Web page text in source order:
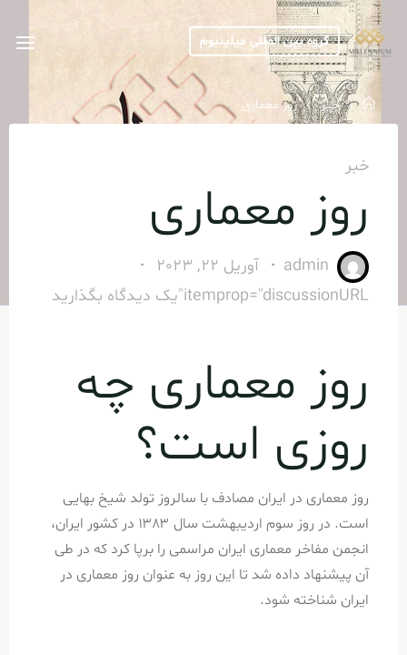
Skip
content
گروه بین المللی میلینیوم
خانهخبر روز معماری
خبر
روز معماری
admin
آوریل 22, 2023
itemprop="discussionURL" یک دیدگاه بگذارید
روز معماری چه
روزی است؟
روز معماری در ایران مصادف با سالروز تولد شیخ بهایی
است. در روز سوم اردیبهشت سال ۱۳۸۳ در کشور ایران،
انجمن مفاخر معماری ایران مراسمی را برپا کرد که در طی
آن پیشنهاد داده شد تا این روز به عنوان روز معماری در
ایران شناخته شود.